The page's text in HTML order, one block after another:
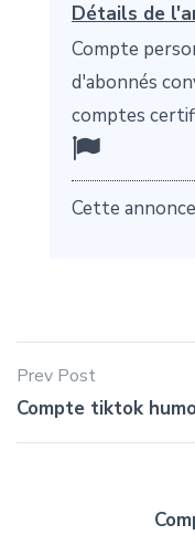
Détails de
Compte
d'abonnés
comptes
Cette
Prev Post
Compte tiktok